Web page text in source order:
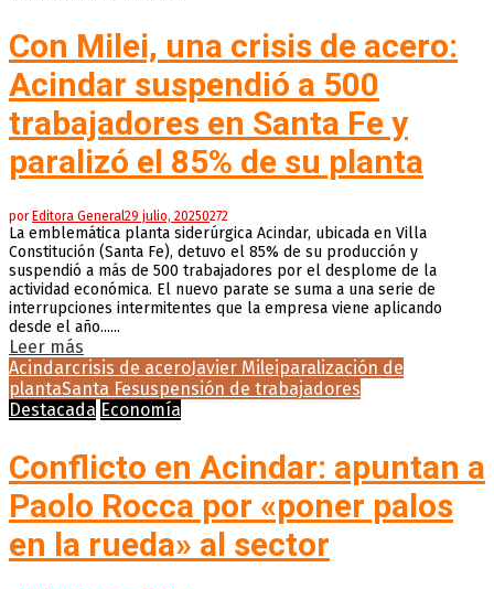
Con Milei, una crisis de acero:
Acindar suspendió a 500
trabajadores en Santa Fe y
paralizó el 85% de su planta
porEditora General29 julio, 20250272
La emblemática planta siderúrgica Acindar, ubicada en Villa
Constitución (Santa Fe), detuvo el 85% de su producción y
suspendió a más de 500 trabajadores por el desplome de la
actividad económica. El nuevo parate se suma a una serie de
interrupciones intermitentes que la empresa viene aplicando
desde el año......
Leer más
Acindarcrisis de aceroJavier Mileiparalización de
plantaSanta Fesuspensión de trabajadores
Destacada Economía
Conflicto en Acindar: apuntan a
Paolo Rocca por «poner palos
en la rueda» al sector